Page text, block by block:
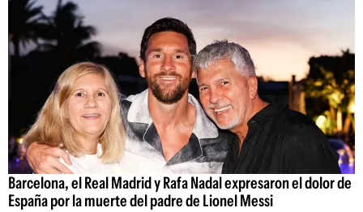
Barcelona, el Real Madrid y Rafa Nadal expresaron el dolor de
España por la muerte del padre de Lionel Messi